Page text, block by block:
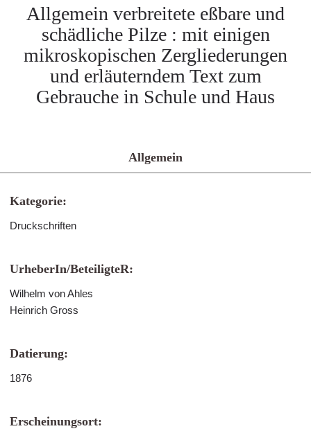
Allgemein verbreitete eßbare und
schädliche Pilze : mit einigen
mikroskopischen Zergliederungen
und erläuterndem Text zum
Gebrauche in Schule und Haus
Allgemein
Kategorie:
Druckschriften
UrheberIn/BeteiligteR:
Wilhelm von Ahles
Heinrich Gross
Datierung:
1876
Erscheinungsort: